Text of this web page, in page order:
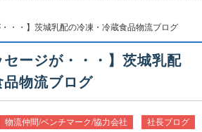
・・・】茨城乳配の冷凍・冷蔵食品物流ブログ
セージが・・・】茨城乳配
物流ブログ
物流仲間/ベンチマーク/協力会社 社長ブログ